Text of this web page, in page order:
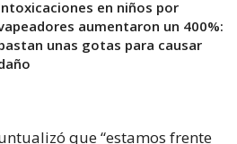
en niños por
aumentaron un 400%:
unas gotas para causar
que “estamos frente